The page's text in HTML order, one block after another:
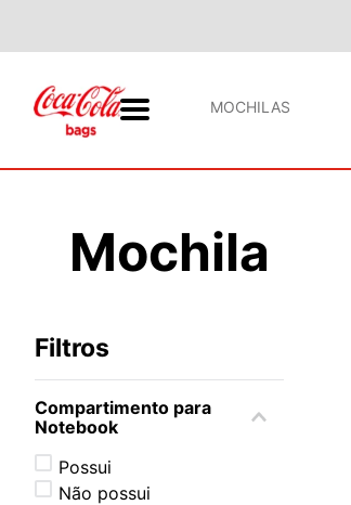
MOCHILAS
Mochila
Filtros
Compartimento para
Notebook
Possui
Não possui